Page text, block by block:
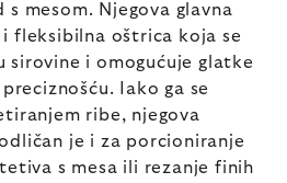
mesom. Njegova glavna
fleksibilna oštrica koja se
sirovine i omogućuje glatke
Iako ga se
ribe, njegova
je i za porcioniranje
s mesa ili rezanje finih